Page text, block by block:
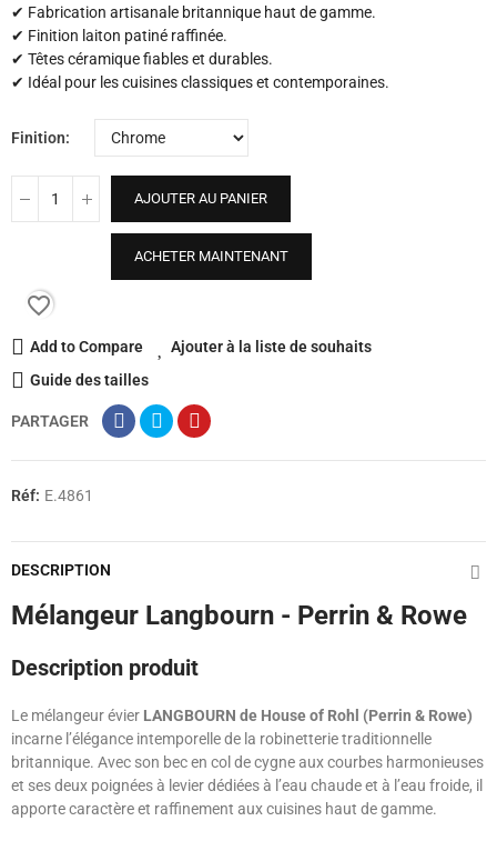
✔ Fabrication artisanale britannique haut de gamme.
✔ Finition laiton patiné raffinée.
✔ Têtes céramique fiables et durables.
✔ Idéal pour les cuisines classiques et contemporaines.
Finition
AJOUTER AU PANIER
ACHETER MAINTENANT
favorite_border
Add to Compare
Ajouter à la liste de souhaits
Guide des tailles
PARTAGER
Réf: E.4861
DESCRIPTION
Mélangeur Langbourn - Perrin & Rowe
Description produit
Le mélangeur évier LANGBOURN de House of Rohl (Perrin & Rowe)
incarne l’élégance intemporelle de la robinetterie traditionnelle
britannique. Avec son bec en col de cygne aux courbes harmonieuses
et ses deux poignées à levier dédiées à l’eau chaude et à l’eau froide, il
apporte caractère et raffinement aux cuisines haut de gamme.